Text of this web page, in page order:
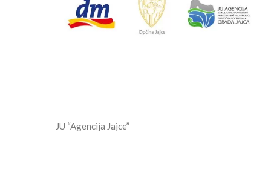
JU “Agencija Jajce”